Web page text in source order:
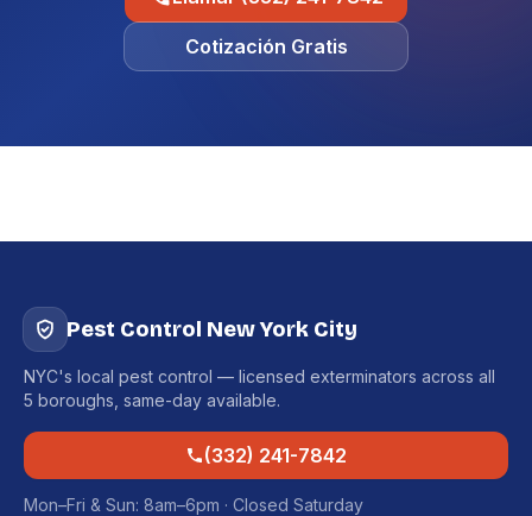
Cotización Gratis
Pest Control New York City
NYC's local pest control — licensed exterminators across all
5 boroughs, same-day available.
(332) 241-7842
Mon–Fri & Sun: 8am–6pm · Closed Saturday